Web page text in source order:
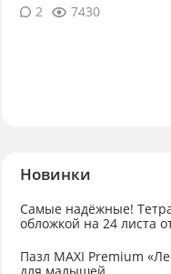
2
7430
Новинки
Самые надёжные!
обложкой на 24 листа
Пазл MAXI Premium
для малышей